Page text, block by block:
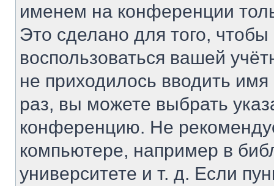
именем на конференции
Это сделано для того, чтобы
воспользоваться вашей
не приходилось вводить
раз, вы можете выбрать
конференцию. Не
компьютере, например в
университете и т. д. Если